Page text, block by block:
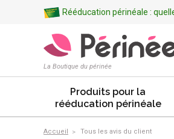
Rééducation périnéale :
La Boutique du périnée
Produits pour la
rééducation périnéale
Accueil Tous les avis du client